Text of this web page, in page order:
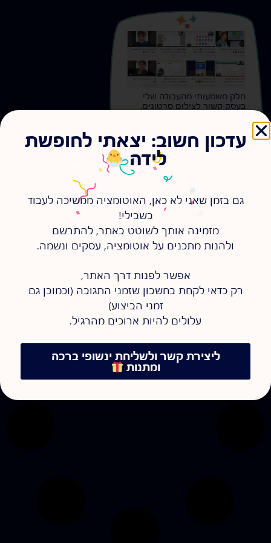
s
חלק משמעותי מהעבודה שלי
בעסק קשור לצילום סרטונים.
ובקלות!
להמשיך לקרוא >
עדכון חשוב: יצאתי לחופשת
לידה
גם בזמן שאני לא כאן, האוטומציה ממשיכה לעבוד
בשבילי!
מזמינה אותך לשוטט באתר, להתרשם
ולהנות מתכנים על אוטומציה, עסקים ונשמה.
אפשר לפנות דרך האתר,
רק כדאי לקחת בחשבון שזמני התגובה (וכמובן גם
זמני הביצוע)
עלולים להיות ארוכים מהרגיל.
ליצירת קשר ולשליחת ינשופי ברכה
ומתנות